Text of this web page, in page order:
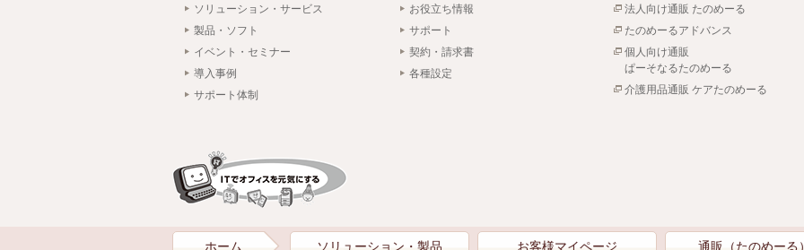
ソリューション・サービス
製品・ソフト
イベント・セミナー
導入事例
サポート体制
お役立ち情報
サポート
契約・請求書
各種設定
法人向け通販 たのめーる
たのめーるアドバンス
個人向け通販
ぱーそなるたのめーる
介護用品通販 ケアたのめーる
ホーム ソリューション・製品 お客様マイページ 通販（たのめーる）